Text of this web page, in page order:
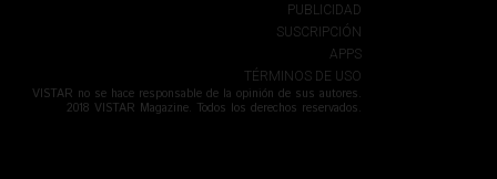
PUBLICIDAD
SUSCRIPCIÓN
APPS
TÉRMINOS DE USO
VISTAR no se hace responsable de la opinión de sus autores.
2018 VISTAR Magazine. Todos los derechos reservados.